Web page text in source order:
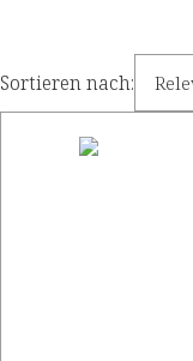
Sortieren nach: